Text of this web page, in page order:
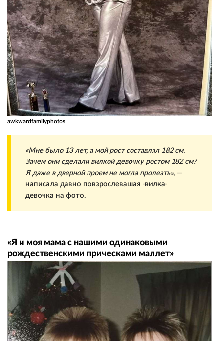
awkwardfamilyphotos
«Мне было 13 лет, а мой рост составлял 182 см.
Зачем они сделали вилкой девочку ростом 182 см?
Я даже в дверной проем не могла пролезть», —
написала давно повзрослевашая ̶в̶и̶л̶к̶а̶
девочка на фото.
«Я и моя мама с нашими одинаковыми
рождественскими прическами маллет»